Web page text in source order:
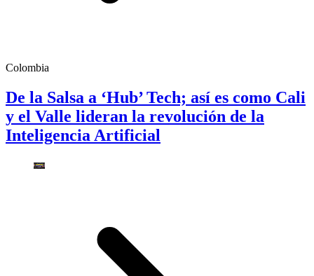
Colombia
De la Salsa a ‘Hub’ Tech; así es como Cali
y el Valle lideran la revolución de la
Inteligencia Artificial